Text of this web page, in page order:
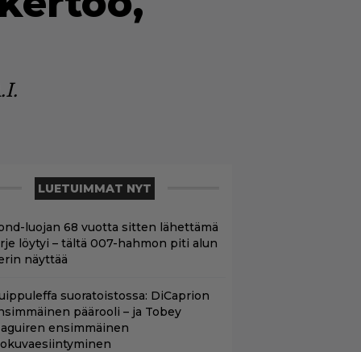
LUETUIMMAT NYT
luojan 68 vuotta sitten lähettämä
löytyi – tältä 007-hahmon piti alun
näyttää
suoratoistossa: DiCaprion
päärooli – ja Tobey
ensimmäinen